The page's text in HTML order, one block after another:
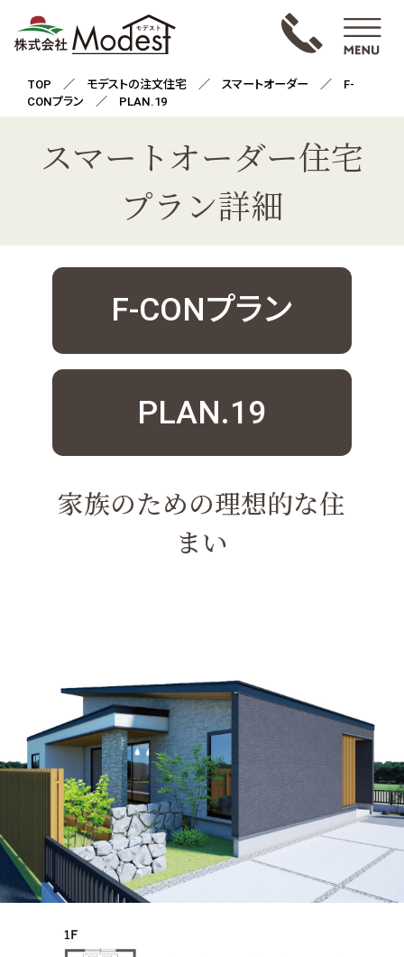
TOP ／ モデストの注文住宅 ／ スマートオーダー ／ F-
CONプラン ／ PLAN.19
スマートオーダー住宅
プラン詳細
F-CONプラン
PLAN.19
家族のための理想的な住
まい